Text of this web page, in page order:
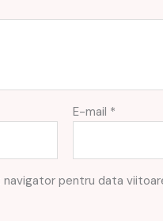
E-mail *
pentru data